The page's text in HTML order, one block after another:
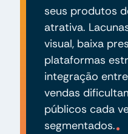
seus produtos
atrativa.
visual, baixa
plataformas
integração
vendas
públicos cada
segmentados.